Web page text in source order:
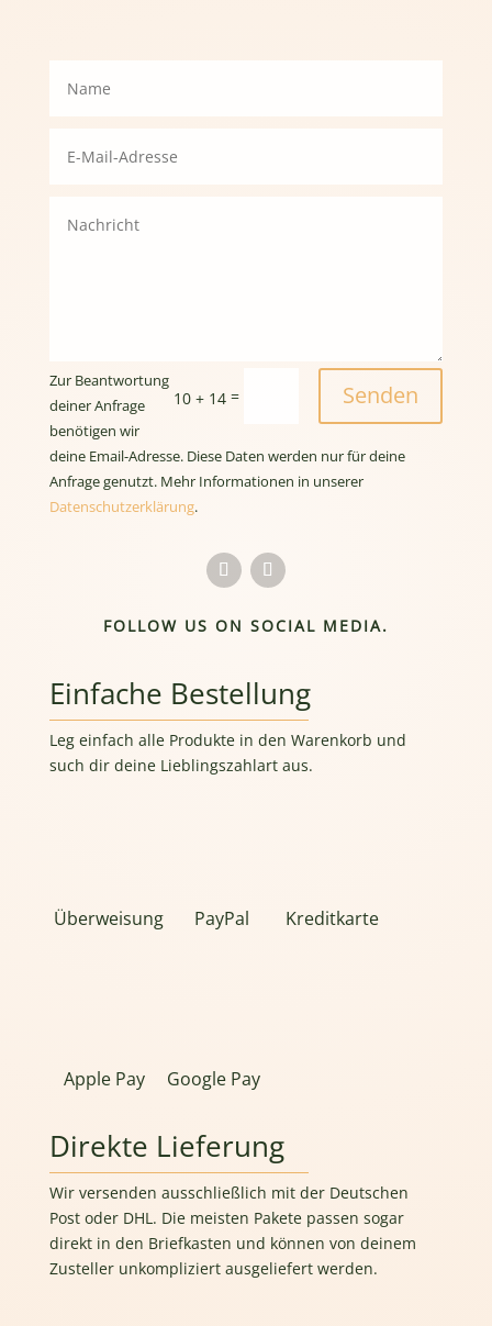
10 + 14 = Senden
Zur Beantwortung
deiner Anfrage
benötigen wir
deine Email-Adresse. Diese Daten werden nur für deine
Anfrage genutzt. Mehr Informationen in unserer
Datenschutzerklärung.
FOLLOW US ON SOCIAL MEDIA.
Einfache Bestellung
Leg einfach alle Produkte in den Warenkorb und
such dir deine Lieblingszahlart aus.
Überweisung PayPal Kreditkarte
Apple Pay Google Pay
Direkte Lieferung
Wir versenden ausschließlich mit der Deutschen
Post oder DHL. Die meisten Pakete passen sogar
direkt in den Briefkasten und können von deinem
Zusteller unkompliziert ausgeliefert werden.